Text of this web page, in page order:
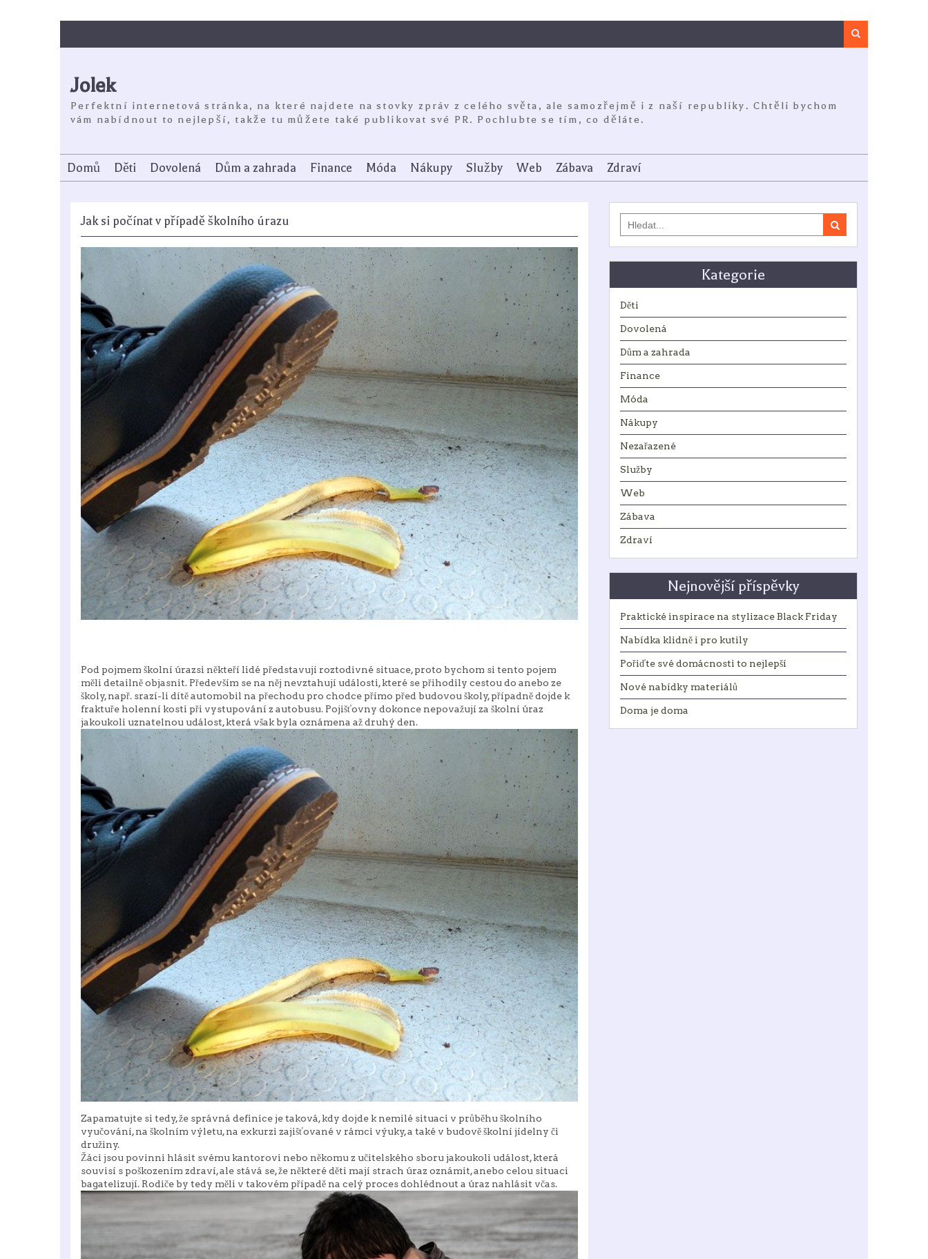
Jolek
Perfektní internetová stránka, na které najdete na stovky zpráv z celého světa, ale samozřejmě i z naší republiky. Chtěli bychom
vám nabídnout to nejlepší, takže tu můžete také publikovat své PR. Pochlubte se tím, co děláte.
Domů Děti Dovolená Dům a zahrada Finance Móda Nákupy Služby Web Zábava Zdraví
Jak si počínat v případě školního úrazu
Pod pojmem školní úrazsi někteří lidé představují roztodivné situace, proto bychom si tento pojem
měli detailně objasnit. Především se na něj nevztahují události, které se přihodily cestou do anebo ze
školy, např. srazí-li dítě automobil na přechodu pro chodce přímo před budovou školy, případně dojde k
fraktuře holenní kosti při vystupování z autobusu. Pojišťovny dokonce nepovažují za školní úraz
jakoukoli uznatelnou událost, která však byla oznámena až druhý den.
Zapamatujte si tedy, že správná definice je taková, kdy dojde k nemilé situaci v průběhu školního
vyučování, na školním výletu, na exkurzi zajišťované v rámci výuky, a také v budově školní jídelny či
družiny.
Žáci jsou povinni hlásit svému kantorovi nebo někomu z učitelského sboru jakoukoli událost, která
souvisí s poškozením zdraví, ale stává se, že některé děti mají strach úraz oznámit, anebo celou situaci
bagatelizují. Rodiče by tedy měli v takovém případě na celý proces dohlédnout a úraz nahlásit včas.
for:
Kategorie
Děti
Dovolená
Dům a zahrada
Finance
Móda
Nákupy
Nezařazené
Služby
Web
Zábava
Zdraví
Nejnovější příspěvky
Praktické inspirace na stylizace Black Friday
Nabídka klidně i pro kutily
Pořiďte své domácnosti to nejlepší
Nové nabídky materiálů
Doma je doma